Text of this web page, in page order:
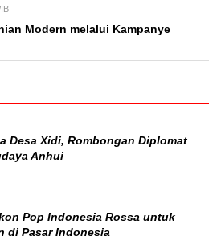
Modern melalui Kampanye
Desa Xidi, Rombongan Diplomat
Anhui
Pop Indonesia Rossa untuk
di Pasar Indonesia